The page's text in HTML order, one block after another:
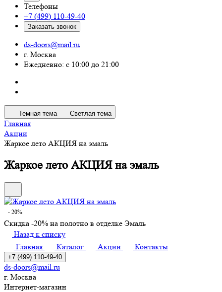
Телефоны
+7 (499) 110-49-40
Заказать звонок
ds-doors@mail.ru
г. Москва
Ежедневно: с 10:00 до 21:00
Темная тема Светлая тема
Главная
Акции
Жаркое лето АКЦИЯ на эмаль
Жаркое лето АКЦИЯ на эмаль
- 20%
Скидка -20% на полотно в отделке Эмаль
Назад к списку
Главная
Каталог Акции Контакты
+7 (499) 110-49-40
ds-doors@mail.ru
г. Москва
Интернет-магазин